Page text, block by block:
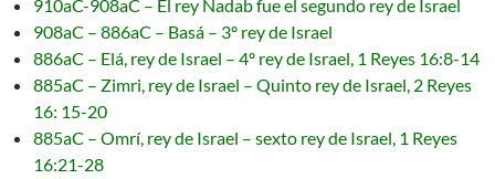
910aC-908aC – El rey Nadab fue el segundo rey de Israel
908aC – 886aC – Basá – 3º rey de Israel
886aC – Elá, rey de Israel – 4º rey de Israel, 1 Reyes 16:8-14
885aC – Zimri, rey de Israel – Quinto rey de Israel, 2 Reyes
16: 15-20
885aC – Omrí, rey de Israel – sexto rey de Israel, 1 Reyes
16:21-28